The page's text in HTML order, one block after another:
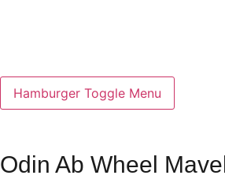
Hamburger Toggle Menu
Odin Ab Wheel